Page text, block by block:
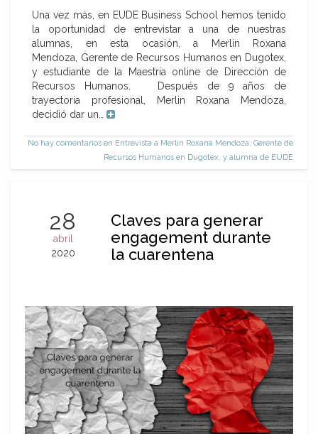
Una vez más, en EUDE Business School hemos tenido
la oportunidad de entrevistar a una de nuestras
alumnas, en esta ocasión, a Merlin Roxana
Mendoza, Gerente de Recursos Humanos en Dugotex,
y estudiante de la Maestría online de Dirección de
Recursos Humanos. Después de 9 años de
trayectoria profesional, Merlin Roxana Mendoza,
decidió dar un…
No hay comentarios en Entrevista a Merlin Roxana Mendoza, Gerente de
Recursos Humanos en Dugotex, y alumna de EUDE
28
abril
2020
Claves para generar
engagement durante
la cuarentena